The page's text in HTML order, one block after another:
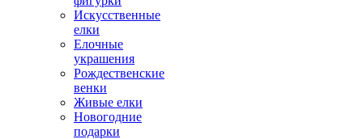
Искусственные
елки
Елочные
украшения
Рождественские
венки
Живые елки
Новогодние
подарки